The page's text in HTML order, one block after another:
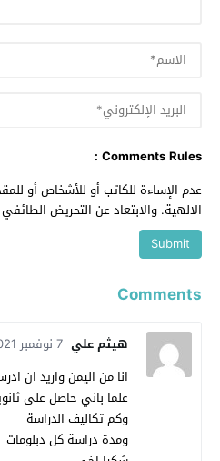
Comments Rules :
عدم الإساءة للكاتب أو للأشخاص أو
الالهية. والابتعاد عن التحريض
Comments
هيثم علي 7 نوفمبر 2021 - 5:36
انا من اليمن واريد ان
علما باني حاصل على
وكم تكاليف الدراسة
ومدة دراسة كل دبلومات